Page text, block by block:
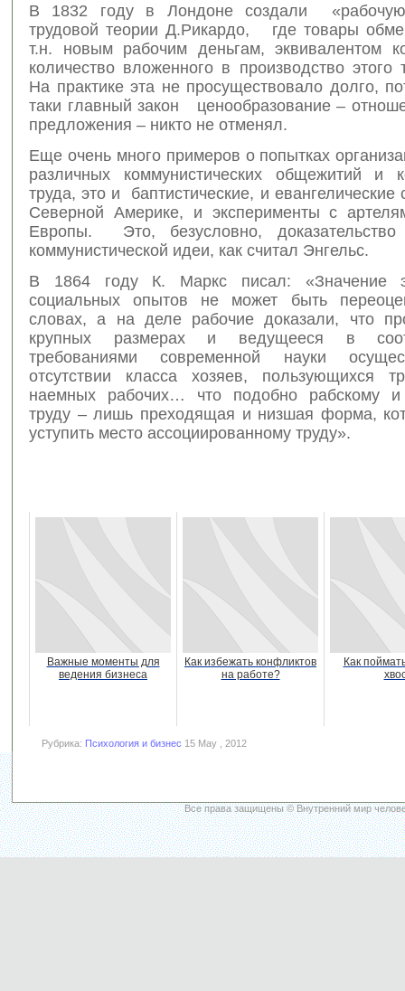
В 1832 году в Лондоне создали
трудовой теории Д.Рикардо, где товары
т.н. новым рабочим деньгам, эквивалентом
количество вложенного в производство этого
На практике эта не просуществовало долго,
таки главный закон ценообразование –
предложения – никто не отменял.
Еще очень много примеров о попытках
различных коммунистических общежитий и
труда, это и баптистические, и
Северной Америке, и эксперименты с
Европы. Это, безусловно, доказательство
коммунистической идеи, как считал Энгельс.
В 1864 году К. Маркс писал: «Значение
социальных опытов не может быть
словах, а на деле рабочие доказали, что
крупных размерах и ведущееся в
требованиями современной науки
отсутствии класса хозяев, пользующихся
наемных рабочих… что подобно рабскому и
труду – лишь преходящая и низшая форма,
уступить место ассоциированному труду».
Важные моменты для
ведения бизнеса
Как избежать конфликтов
на работе?
Как
Рубрика: Психология и бизнес 15 May , 2012
Все права защищены © Внутренний мир